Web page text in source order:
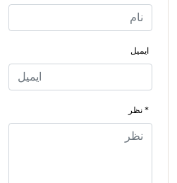
ایمیل
* نظر